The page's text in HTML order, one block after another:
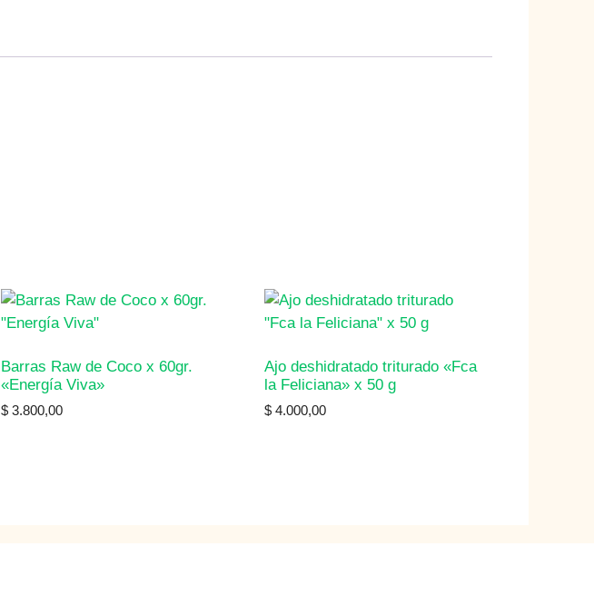
Barras Raw de Coco x 60gr.
«Energía Viva»
$ 3.800,00
Ajo deshidratado triturado «Fca
la Feliciana» x 50 g
$4.000,00